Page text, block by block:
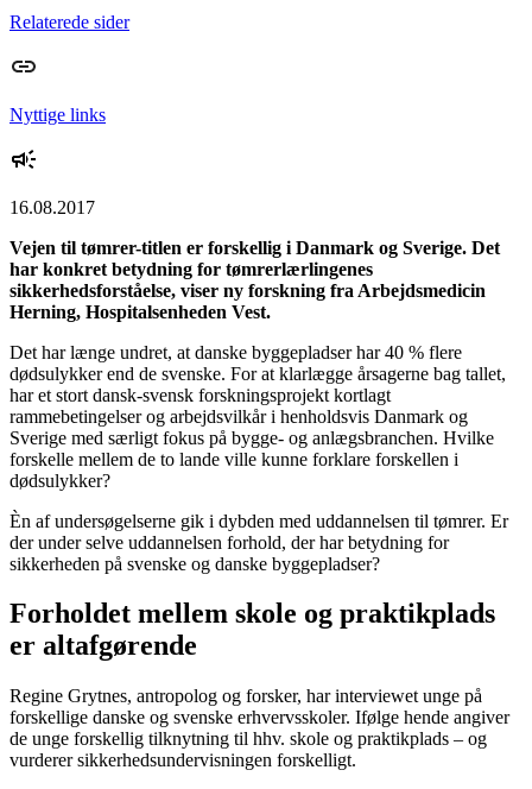
Relaterede sider
Nyttige links
16.08.2017
Vejen til tømrer-titlen er forskellig i Danmark og Sverige. Det
har konkret betydning for tømrerlærlingenes
sikkerhedsforståelse, viser ny forskning fra Arbejdsmedicin
Herning, Hospitalsenheden Vest.
Det har længe undret, at danske byggepladser har 40 % flere
dødsulykker end de svenske. For at klarlægge årsagerne bag tallet,
har et stort dansk-svensk forskningsprojekt kortlagt
rammebetingelser og arbejdsvilkår i henholdsvis Danmark og
Sverige med særligt fokus på bygge- og anlægsbranchen. Hvilke
forskelle mellem de to lande ville kunne forklare forskellen i
dødsulykker?
Èn af undersøgelserne gik i dybden med uddannelsen til tømrer. Er
der under selve uddannelsen forhold, der har betydning for
sikkerheden på svenske og danske byggepladser?
Forholdet mellem skole og praktikplads
er altafgørende
Regine Grytnes, antropolog og forsker, har interviewet unge på
forskellige danske og svenske erhvervsskoler. Ifølge hende angiver
de unge forskellig tilknytning til hhv. skole og praktikplads – og
vurderer sikkerhedsundervisningen forskelligt.